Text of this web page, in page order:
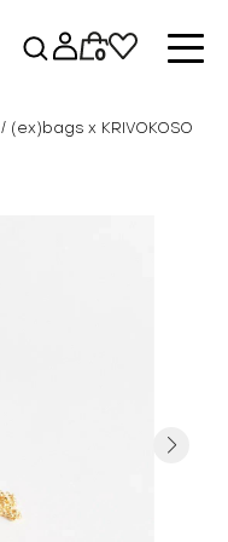
0
/ (ex)bags х KRIVOKOSO
Next